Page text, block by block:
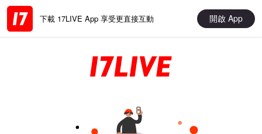
下載 17LIVE App 享受更直接互動 開啟 App